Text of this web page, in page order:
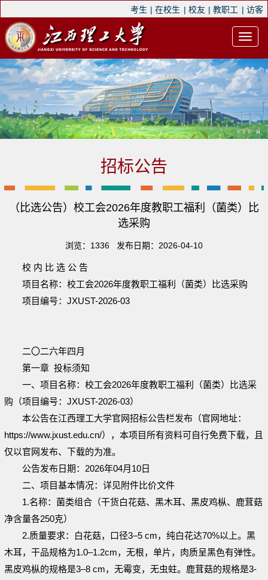
考生 | 在校生 | 校友 | 教职工 | 访客
招标公告
（比选公告）校工会2026年度教职工福利（菌类）比
选采购
浏览： 1336 发布日期：2026-04-10
校 内 比 选 公 告
项目名称： 校工会2026年度教职工福利（菌类）比选采购
项目编号： JXUST-2026-03
二〇二六年四月
第一章 投标须知
一、项目名称：校工会2026年度教职工福利（菌类）比选采
购（项目编号： JXUST-2026-03）
本公告在江西理工大学官网招标公告栏发布（官网地址：
https://www.jxust.edu.cn/），本项目所有资料可自行免费下载，且
仅以官网发布、下载的为准。
公告发布日期： 2026年04月 10日
二、 项目基本情况： 详见附件比价文件
1.名称：菌类组合（干货白花菇、黑木耳、黑皮鸡枞、鹿茸菇
净含量各250克）
2.质量要求：白花菇，口径3–5 cm，纯白花达70%以上。黑
木耳，干品规格为1.0–1.2cm，无根，单片，肉质呈黑色有弹性。
黑皮鸡枞的规格是3–8 cm，无霉变，无虫蛀。鹿茸菇的规格是3-